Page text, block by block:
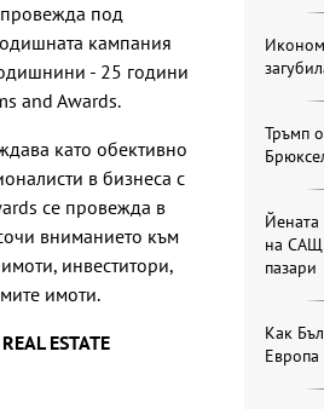
провежда под
кампания
- 25 години
and Awards.
като обективно
в бизнеса с
се провежда в
вниманието към
инвеститори,
имоти.
REAL ESTATE
Тръмп
Йената
на САЩ
пазари
Как
Европа